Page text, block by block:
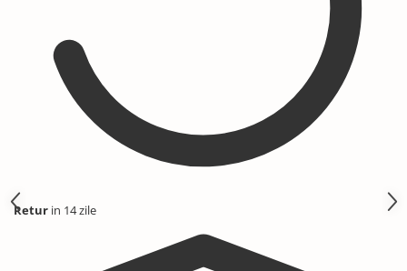
Retur in 14 zile